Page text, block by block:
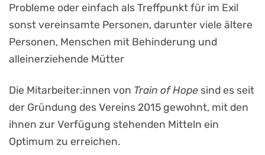
Probleme oder einfach als Treffpunkt für im Exil
sonst vereinsamte Personen, darunter viele ältere
Personen, Menschen mit Behinderung und
alleinerziehende Mütter
Die Mitarbeiter:innen von Train of Hope sind es seit
der Gründung des Vereins 2015 gewohnt, mit den
ihnen zur Verfügung stehenden Mitteln ein
Optimum zu erreichen.